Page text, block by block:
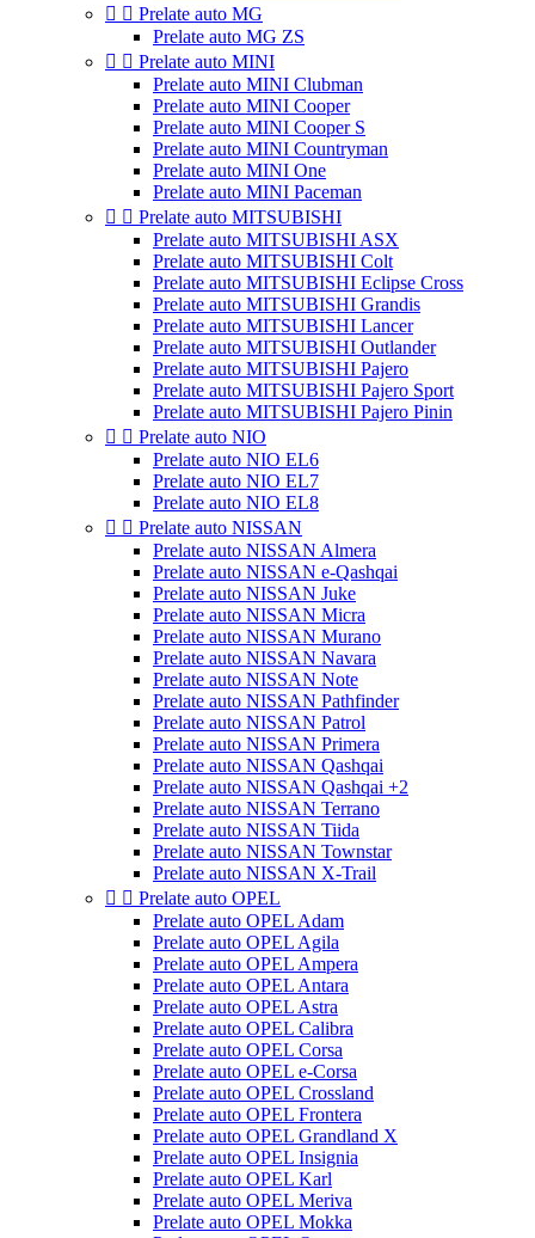
  Prelate auto MG
Prelate auto MG ZS
  Prelate auto MINI
Prelate auto MINI Clubman
Prelate auto MINI Cooper
Prelate auto MINI Cooper S
Prelate auto MINI Countryman
Prelate auto MINI One
Prelate auto MINI Paceman
  Prelate auto MITSUBISHI
Prelate auto MITSUBISHI ASX
Prelate auto MITSUBISHI Colt
Prelate auto MITSUBISHI Eclipse Cross
Prelate auto MITSUBISHI Grandis
Prelate auto MITSUBISHI Lancer
Prelate auto MITSUBISHI Outlander
Prelate auto MITSUBISHI Pajero
Prelate auto MITSUBISHI Pajero Sport
Prelate auto MITSUBISHI Pajero Pinin
  Prelate auto NIO
Prelate auto NIO EL6
Prelate auto NIO EL7
Prelate auto NIO EL8
  Prelate auto NISSAN
Prelate auto NISSAN Almera
Prelate auto NISSAN e-Qashqai
Prelate auto NISSAN Juke
Prelate auto NISSAN Micra
Prelate auto NISSAN Murano
Prelate auto NISSAN Navara
Prelate auto NISSAN Note
Prelate auto NISSAN Pathfinder
Prelate auto NISSAN Patrol
Prelate auto NISSAN Primera
Prelate auto NISSAN Qashqai
Prelate auto NISSAN Qashqai +2
Prelate auto NISSAN Terrano
Prelate auto NISSAN Tiida
Prelate auto NISSAN Townstar
Prelate auto NISSAN X-Trail
  Prelate auto OPEL
Prelate auto OPEL Adam
Prelate auto OPEL Agila
Prelate auto OPEL Ampera
Prelate auto OPEL Antara
Prelate auto OPEL Astra
Prelate auto OPEL Calibra
Prelate auto OPEL Corsa
Prelate auto OPEL e-Corsa
Prelate auto OPEL Crossland
Prelate auto OPEL Frontera
Prelate auto OPEL Grandland X
Prelate auto OPEL Insignia
Prelate auto OPEL Karl
Prelate auto OPEL Meriva
Prelate auto OPEL Mokka